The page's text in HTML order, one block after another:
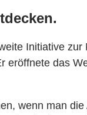
Initiative
das
wenn man